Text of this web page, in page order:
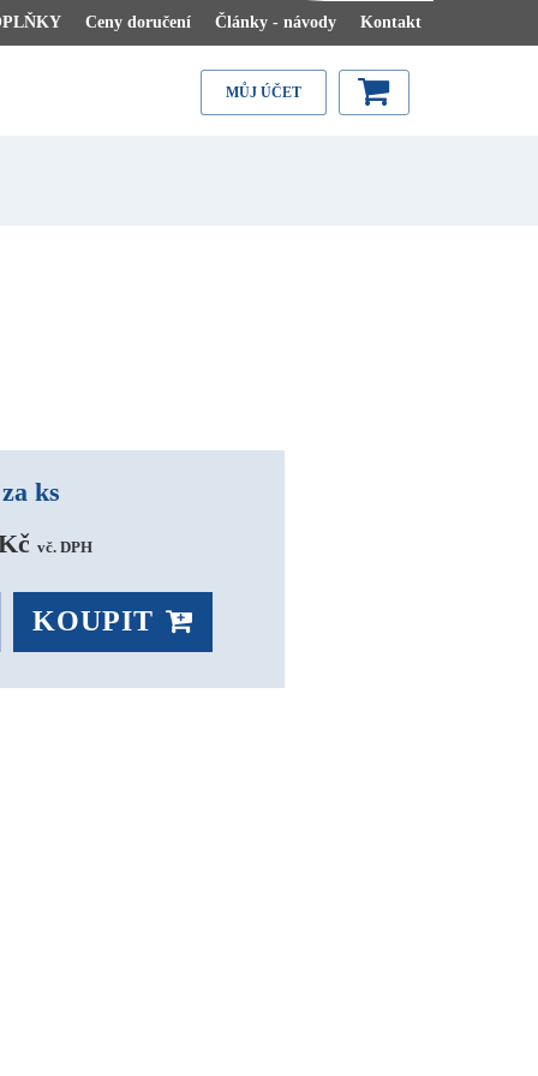
Ceny doručení Články - návody Kontakt
MŮJ ÚČET
ks
vč. DPH
KOUPIT